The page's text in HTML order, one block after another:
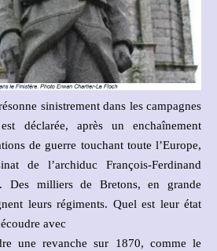
sinistrement dans les campagnes
déclarée, après un enchaînement
de guerre touchant toute l’Europe,
de l’archiduc François-Ferdinand
Des milliers de Bretons, en grande
leurs régiments. Quel est leur état
avec
une revanche sur 1870, comme le